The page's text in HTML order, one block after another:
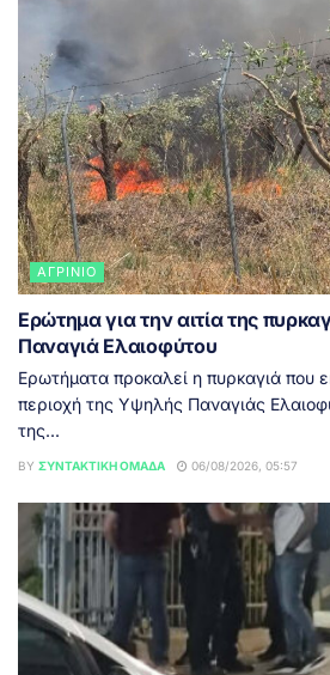
ΑΓΡΊΝΙΟ
Ερώτημα για την αιτία της
Παναγιά Ελαιοφύτου
Ερωτήματα προκαλεί η πυρκαγιά που
περιοχή της Υψηλής Παναγιάς
της...
BY ΣΥΝΤΑΚΤΙΚΉ ΟΜΆΔΑ 06/08/2026, 05:57